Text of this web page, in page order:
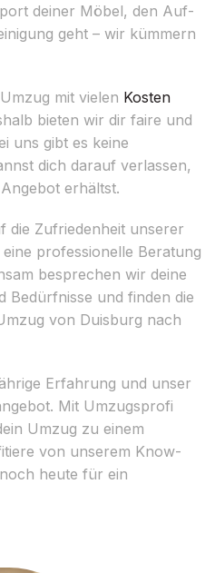
deiner Möbel, den Auf-
geht – wir kümmern
mit vielen Kosten
bieten wir dir faire und
uns gibt es keine
dich darauf verlassen,
erhältst.
die Zufriedenheit unserer
professionelle Beratung
besprechen wir deine
Bedürfnisse und finden die
von Duisburg nach
Erfahrung und unser
Mit Umzugsprofi
Umzug zu einem
von unserem Know-
heute für ein